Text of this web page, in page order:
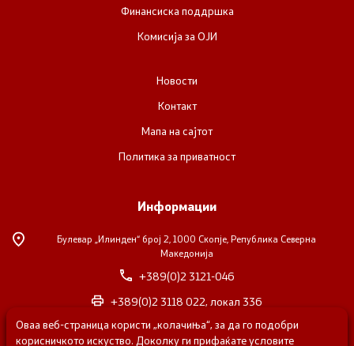
Финансиска поддршка
Комисија за ОЈИ
Новости
Контакт
Мапа на сајтот
Политика за приватност
Информации
Булевар „Илинден“ број 2, 1000 Скопје, Република Северна
Македонија
+389(0)2 3121-046
+389(0)2 3118 022, локал 336
nvosorabotka@gs.gov.mk
Оваа веб-страница користи „колачиња“, за да го подобри
корисничкото искуство. Доколку ги прифаќате условите